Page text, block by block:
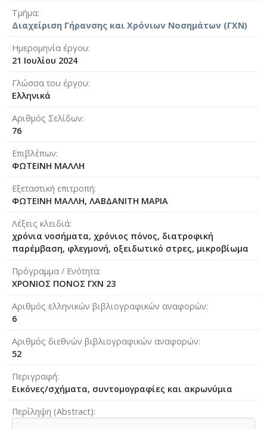
Τμήμα
Διαχείριση Γήρανσης και Χρόνιων Νοσημάτων (ΓΧΝ)
Ημερομηνία έργου
21 Ιουλίου 2024
Γλώσσα του έργου
Ελληνικά
Αριθμός Σελίδων
76
Επιβλέπων
ΦΩΤΕΙΝΗ ΜΑΛΛΗ
Εξεταστική επιτροπή
ΦΩΤΕΙΝΗ ΜΑΛΛΗ, ΛΑΒΔΑΝΙΤΗ ΜΑΡΙΑ
Λέξεις κλειδιά
χρόνια νοσήματα, χρόνιος πόνος, διατροφική
παρέμβαση, φλεγμονή, οξειδωτικό στρες, μικροβίωμα
Πρόγραμμα / Ενότητα
ΧΡΟΝΙΟΣ ΠΟΝΟΣ ΓΧΝ 23
Αριθμός ελληνικών βιβλιογραφικών αναφορών
6
Αριθμός διεθνών βιβλιογραφικών αναφορών
52
Περιγραφή
Εικόνες/σχήματα, συντομογραφίες και ακρωνύμια
Περίληψη (Abstract)